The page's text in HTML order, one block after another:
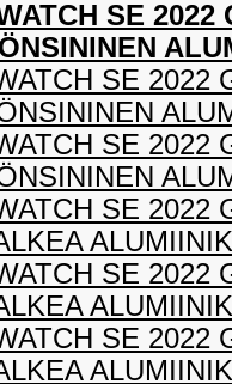
SE
SE 2022
SE 2022
SE 2022
SE 2022
SE 2022